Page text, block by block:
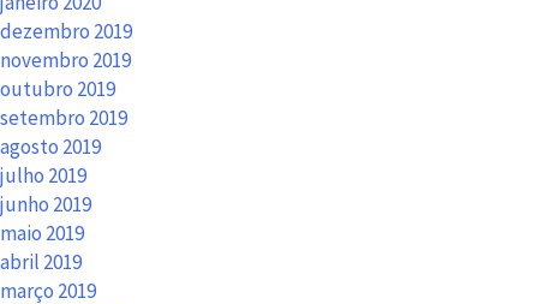
dezembro 2019
novembro 2019
outubro 2019
setembro 2019
agosto 2019
julho 2019
junho 2019
maio 2019
abril 2019
março 2019